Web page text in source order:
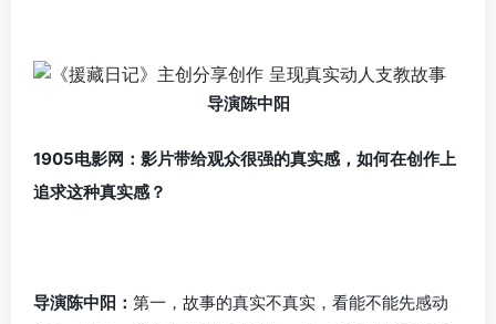
导演陈中阳
1905电影网：影片带给观众很强的真实感，如何在创作上
追求这种真实感？
导演陈中阳： 第一，故事的真实不真实，看能不能先感动